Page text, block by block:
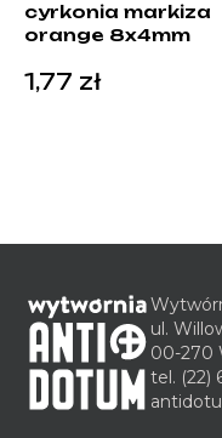
cyrkonia markiza
orange 8x4mm
1,77 zł
ul.
00-270
tel. (22)